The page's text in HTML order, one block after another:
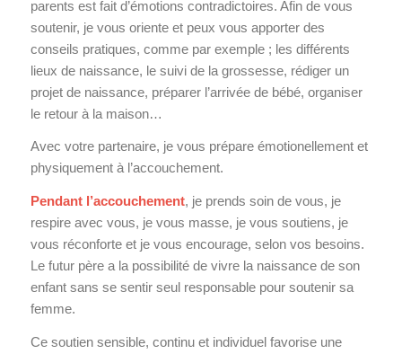
parents est fait d’émotions contradictoires. Afin de vous
soutenir, je vous oriente et peux vous apporter des
conseils pratiques, comme par exemple ; les différents
lieux de naissance, le suivi de la grossesse, rédiger un
projet de naissance, préparer l’arrivée de bébé, organiser
le retour à la maison…
Avec votre partenaire, je vous prépare émotionellement et
physiquement à l’accouchement.
Pendant l’accouchement, je prends soin de vous, je
respire avec vous, je vous masse, je vous soutiens, je
vous réconforte et je vous encourage, selon vos besoins.
Le futur père a la possibilité de vivre la naissance de son
enfant sans se sentir seul responsable pour soutenir sa
femme.
Ce soutien sensible, continu et individuel favorise une